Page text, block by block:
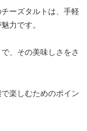
ーズタルトは、手軽
力です。
、その美味しさをさ
楽しむためのポイン